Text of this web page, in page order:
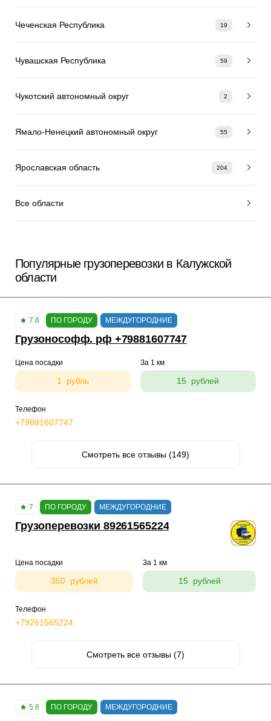
Чеченская Республика 19
Чувашская Республика 59
Чукотский автономный округ 2
Ямало-Ненецкий автономный округ 55
Ярославская область 204
Все области
Популярные грузоперевозки в Калужской
области
7.8 ПО ГОРОДУ МЕЖДУГОРОДНИЕ
Грузонософф. рф +79881607747
Цена посадки
1 рубль
За 1 км
15 рублей
Телефон
+79881607747
Смотреть все отзывы (149)
7 ПО ГОРОДУ МЕЖДУГОРОДНИЕ
Грузоперевозки 89261565224
Цена посадки
350 рублей
За 1 км
15 рублей
Телефон
+79261565224
Смотреть все отзывы (7)
5.8 ПО ГОРОДУ МЕЖДУГОРОДНИЕ